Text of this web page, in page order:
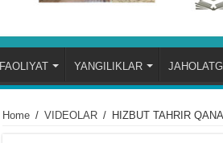
FAOLIYAT YANGILIKLAR
Home / VIDЕOLAR / HIZBUT TAHRIR